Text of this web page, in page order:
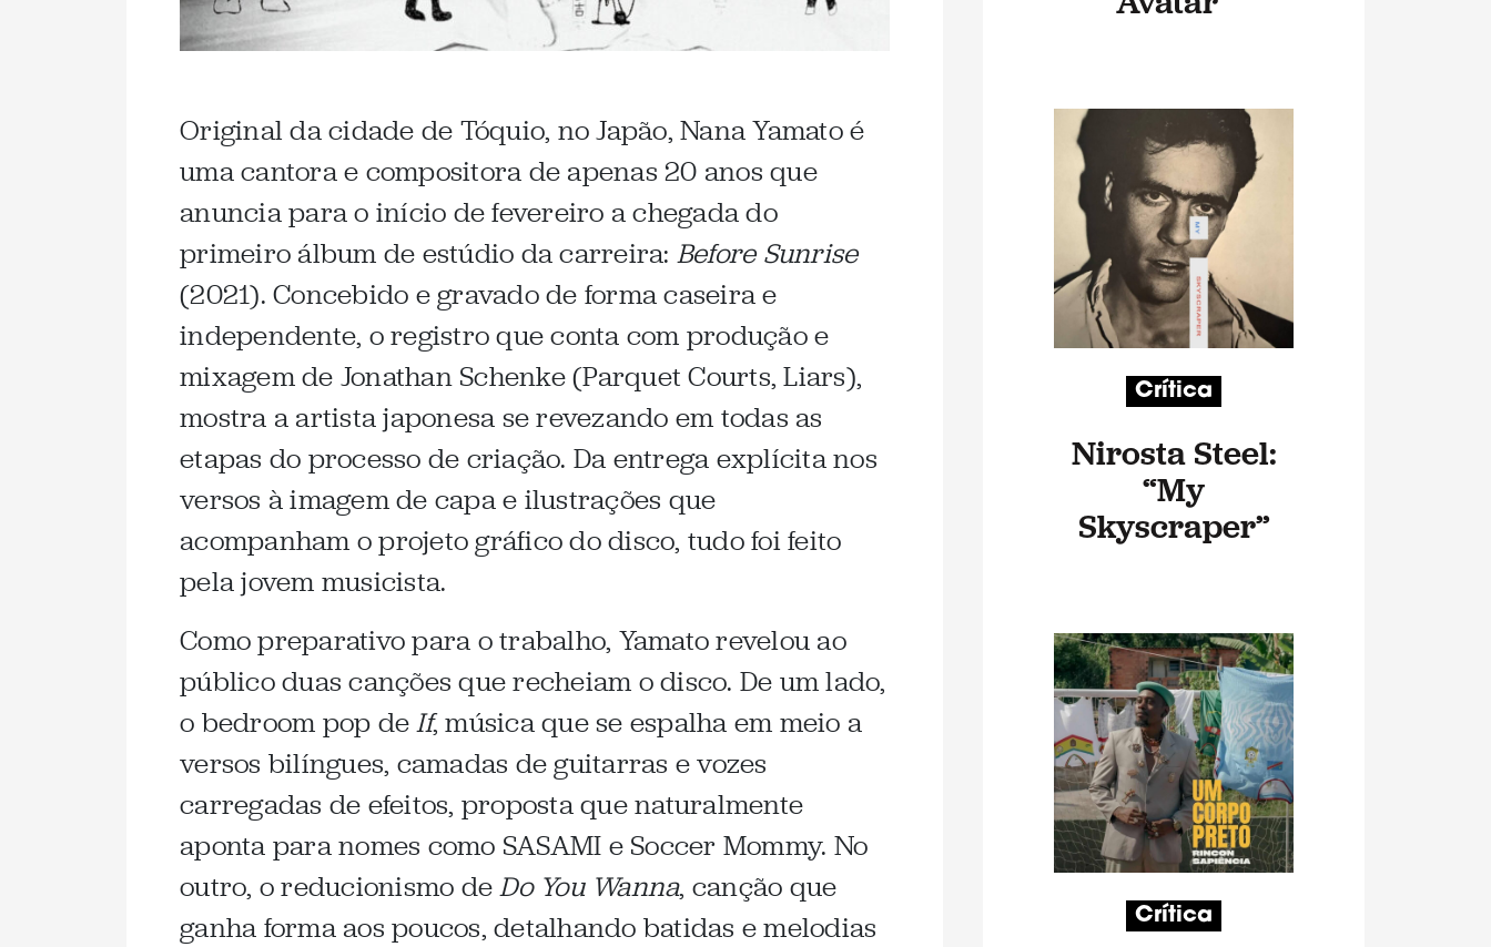
Original da cidade de Tóquio, no Japão, Nana Yamato é
uma cantora e compositora de apenas 20 anos que
anuncia para o início de fevereiro a chegada do
primeiro álbum de estúdio da carreira: Before Sunrise
(2021). Concebido e gravado de forma caseira e
independente, o registro que conta com produção e
mixagem de Jonathan Schenke (Parquet Courts, Liars),
mostra a artista japonesa se revezando em todas as
etapas do processo de criação. Da entrega explícita nos
versos à imagem de capa e ilustrações que
acompanham o projeto gráfico do disco, tudo foi feito
pela jovem musicista.
Como preparativo para o trabalho, Yamato revelou ao
público duas canções que recheiam o disco. De um lado,
o bedroom pop deIf, música que se espalha em meio a
versos bilíngues, camadas de guitarras e vozes
carregadas de efeitos, proposta que naturalmente
aponta para nomes como SASAMI e Soccer Mommy. No
outro, o reducionismo deDo You Wanna, canção que
ganha forma aos poucos, detalhando batidas e melodias
Crítica
Nirosta Steel:
“My
Skyscraper”
Crítica